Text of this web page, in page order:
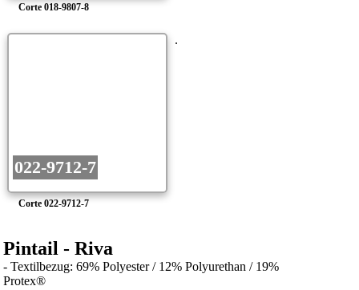
Corte 018-9807-8
Corte 022-9712-7
022-9712-7
Pintail - Riva
- Textilbezug: 69% Polyester / 12% Polyurethan / 19%
Protex®